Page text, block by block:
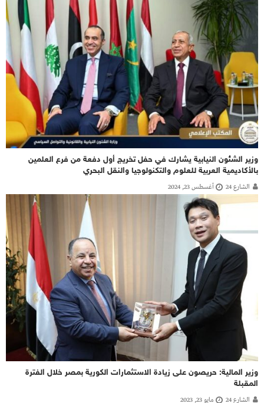
وزير الشئون النيابية يشارك في حفل تخريج أول دفعة من فرع العلمين
بالأكاديمية العربية للعلوم والتكنولوجيا والنقل البحري
الشارع 24 أغسطس 23, 2024
وزير المالية: حريصون على زيادة الاستثمارات الكورية بمصر خلال الفترة
المقبلة
الشارع 24 مايو 23, 2023